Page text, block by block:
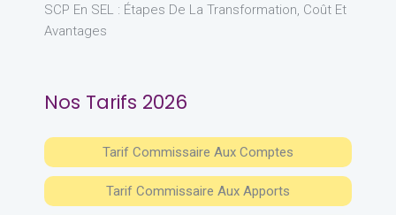
SCP En SEL : Étapes De La Transformation, Coût Et
Avantages
Nos Tarifs 2026
Tarif Commissaire Aux Comptes
Tarif Commissaire Aux Apports